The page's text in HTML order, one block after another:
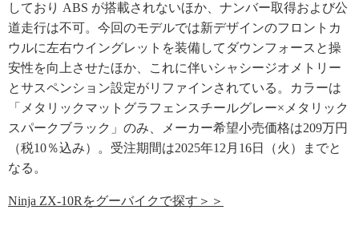
しており ABS が搭載されないほか、ナンバー取得および公
道走行は不可。今回のモデルでは新デザインのフロントカ
ウルに左右ウイングレットを装備してダウンフォースと操
安性を向上させたほか、これに伴いシャシージオメトリー
とサスペンション設定がリファインされている。カラーは
「メタリックマットグラフェンスチールグレー×メタリック
スパークブラック」のみ、メーカー希望小売価格は209万円
（税10％込み）。受注期間は2025年12月16日（火）までと
なる。
Ninja ZX-10Rをグーバイクで探す＞＞